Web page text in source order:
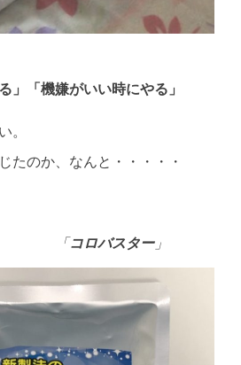
」「機嫌がいい時にやる」
。
たのか、なんと・・・・・
「コロバスター」